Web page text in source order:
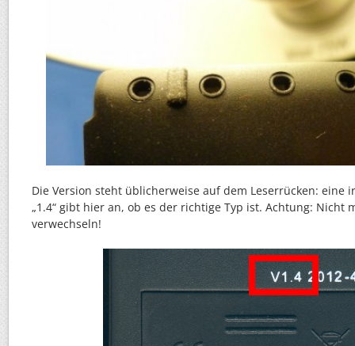
Die Version steht üblicherweise auf dem Leserrücken: eine
„1.4“ gibt hier an, ob es der richtige Typ ist. Achtung: Nicht
verwechseln!